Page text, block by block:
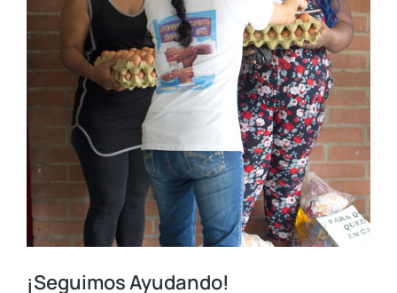
¡Seguimos Ayudando!